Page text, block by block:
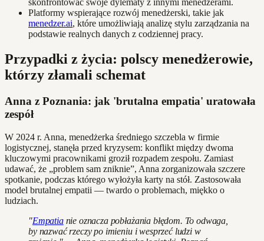
skonfrontować swoje dylematy z innymi menedżerami.
Platformy wspierające rozwój menedżerski, takie jak
menedzer.ai, które umożliwiają analizę stylu zarządzania na
podstawie realnych danych z codziennej pracy.
Przypadki z życia: polscy menedżerowie,
którzy złamali schemat
Anna z Poznania: jak 'brutalna empatia' uratowała
zespół
W 2024 r. Anna, menedżerka średniego szczebla w firmie
logistycznej, stanęła przed kryzysem: konflikt między dwoma
kluczowymi pracownikami groził rozpadem zespołu. Zamiast
udawać, że „problem sam zniknie”, Anna zorganizowała szczere
spotkanie, podczas którego wyłożyła karty na stół. Zastosowała
model brutalnej empatii — twardo o problemach, miękko o
ludziach.
"Empatianie oznacza pobłażania błędom. To odwaga,
by nazwać rzeczy po imieniu i wesprzeć ludzi w